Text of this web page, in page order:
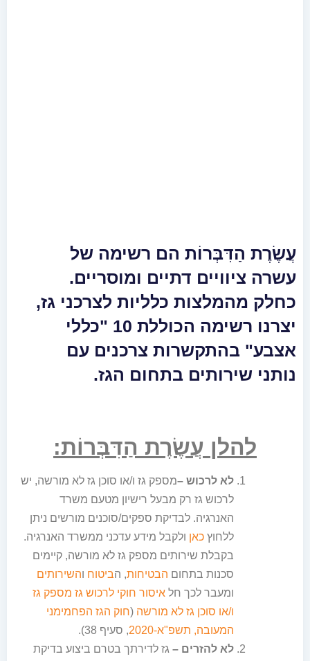
עֲשֶׂרֶת הַדִּבְּרוֹת הם רשימה של
עשרה ציוויים דתיים ומוסריים.
כחלק מהמלצות כלליות לצרכני גז,
יצרנו רשימה הכוללת 10 "כללי
אצבע" בהתקשרות צרכנים עם
נותני שירותים בתחום הגז.
להלן עֲשֶׂרֶת הַדִּבְּרוֹת:
לא לרכוש –מספק גז ו/או סוכן גז לא מורשה, יש
לרכוש גז רק מבעל רישיון מטעם משרד
האנרגיה. לבדיקת ספקים/סוכנים מורשים ניתן
ללחוץ כאן ולקבל מידע עדכני ממשרד האנרגיה.
בקבלת שירותים מספק גז לא מורשה, קיימים
סכנות בתחום הבטיחות, הביטוח והשירותים
ומעבר לכך חל איסור חוקי לרכוש גז מספק גז
ו/או סוכן גז לא מורשה (חוק הגז הפחמימני
המעובה, תשפ"א-2020
, סעיף 38).
לא להזרים – גז לדירתך בטרם ביצוע בדיקת